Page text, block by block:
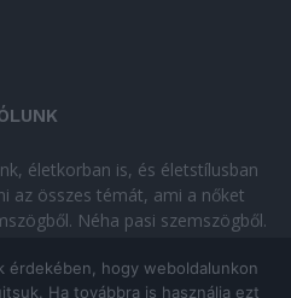
életkorban is, és életstílusban
az összes témát, ami a nőket
Néha pasi szemszögből.
vágysz!
érdekében, hogy weboldalunkon
Ha továbbra is használja ezt